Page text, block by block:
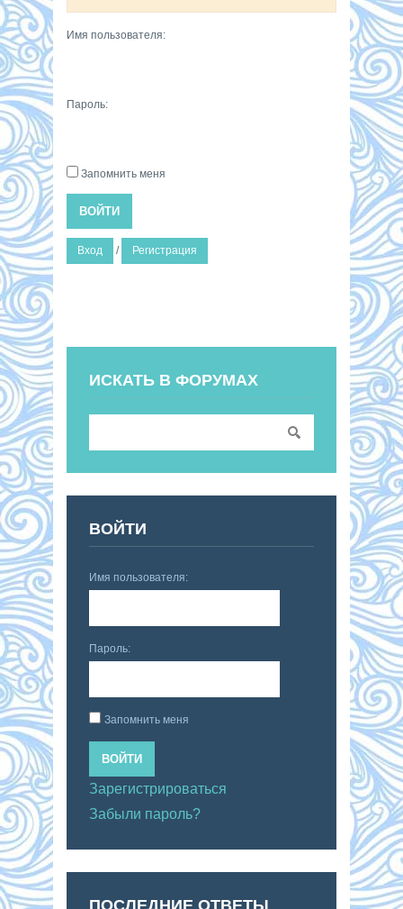
Имя пользователя:
Пароль:
Запомнить меня
ВОЙТИ
Вход / Регистрация
ИСКАТЬ В ФОРУМАХ
ВОЙТИ
Имя пользователя:
Пароль:
Запомнить меня
ВОЙТИ
Зарегистрироваться
Забыли пароль?
ПОСЛЕДНИЕ ОТВЕТЫ